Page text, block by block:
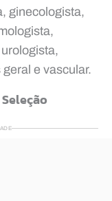
ginecologista,
e vascular.